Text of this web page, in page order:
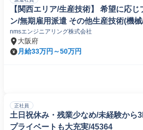
【関西エリア/生産技術】 希望に応
ン/無期雇用派遣 その他生産技術(機
職)
nmsエンジニアリング株式会社
大阪府
月給33万円～50万円
正社員
土日祝休み・残業少なめ/未経験から
プライベートも大充実/45364